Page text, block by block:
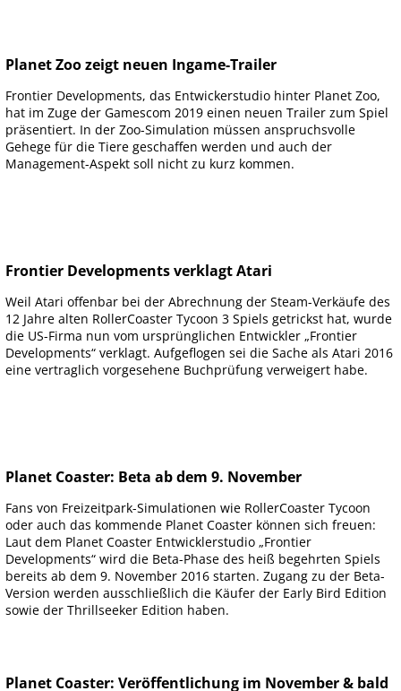
Planet Zoo zeigt neuen Ingame-Trailer
Frontier Developments, das Entwickerstudio hinter Planet Zoo,
hat im Zuge der Gamescom 2019 einen neuen Trailer zum Spiel
präsentiert. In der Zoo-Simulation müssen anspruchsvolle
Gehege für die Tiere geschaffen werden und auch der
Management-Aspekt soll nicht zu kurz kommen.
Frontier Developments verklagt Atari
Weil Atari offenbar bei der Abrechnung der Steam-Verkäufe des
12 Jahre alten RollerCoaster Tycoon 3 Spiels getrickst hat, wurde
die US-Firma nun vom ursprünglichen Entwickler „Frontier
Developments“ verklagt. Aufgeflogen sei die Sache als Atari 2016
eine vertraglich vorgesehene Buchprüfung verweigert habe.
Planet Coaster: Beta ab dem 9. November
Fans von Freizeitpark-Simulationen wie RollerCoaster Tycoon
oder auch das kommende Planet Coaster können sich freuen:
Laut dem Planet Coaster Entwicklerstudio „Frontier
Developments“ wird die Beta-Phase des heiß begehrten Spiels
bereits ab dem 9. November 2016 starten. Zugang zu der Beta-
Version werden ausschließlich die Käufer der Early Bird Edition
sowie der Thrillseeker Edition haben.
Planet Coaster: Veröffentlichung im November & bald